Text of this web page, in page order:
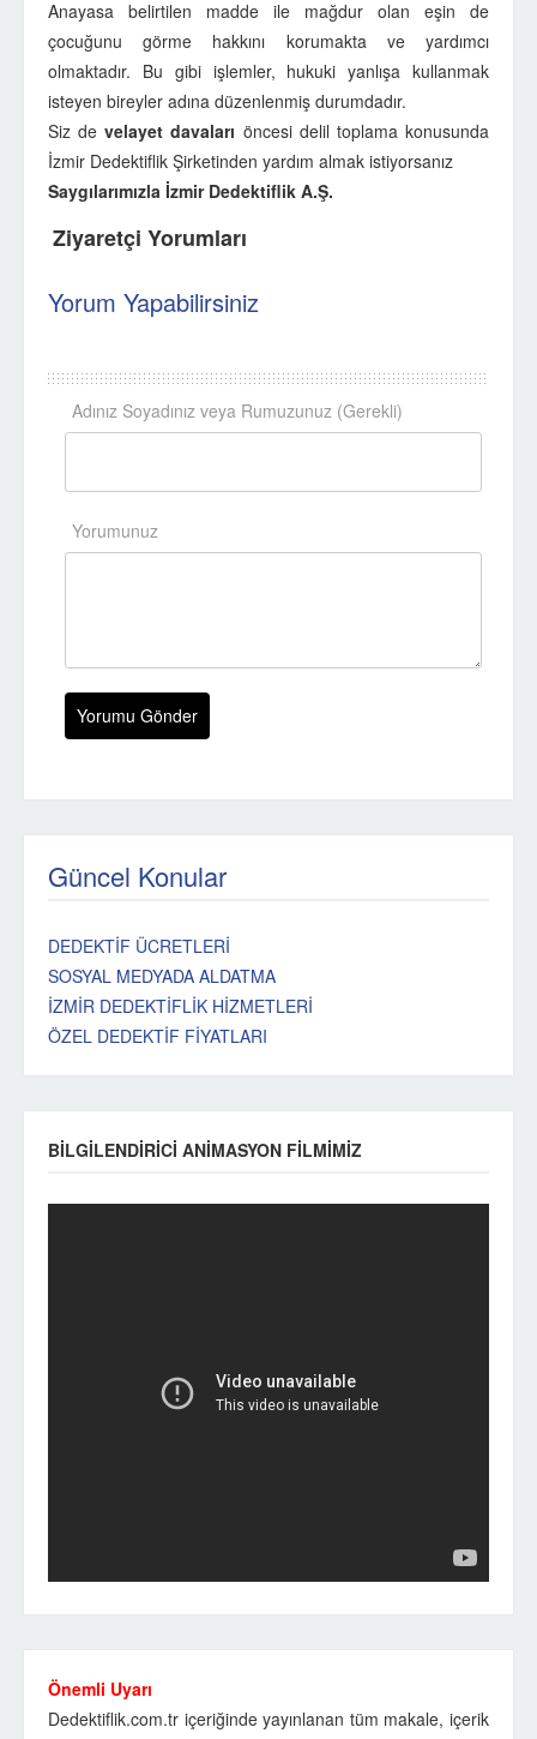
Anayasa belirtilen madde ile mağdur olan eşin de
çocuğunu görme hakkını korumakta ve yardımcı
olmaktadır. Bu gibi işlemler, hukuki yanlışa kullanmak
isteyen bireyler adına düzenlenmiş durumdadır.
Siz develayet davaları öncesi delil toplama konusunda
İzmir Dedektiflik Şirketinden yardım almak istiyorsanız
Saygılarımızla İzmir Dedektiflik A.Ş.
Ziyaretçi Yorumları
Yorum Yapabilirsiniz
Adınız Soyadınız veya Rumuzunuz (Gerekli)
Yorumunuz
Güncel Konular
DEDEKTİF ÜCRETLERİ
SOSYAL MEDYADA ALDATMA
İZMİR DEDEKTİFLİK HİZMETLERİ
ÖZEL DEDEKTİF FİYATLARI
BİLGİLENDİRİCİ ANİMASYON FİLMİMİZ
Önemli Uyarı
Dedektiflik.com.tr içeriğinde yayınlanan tüm makale, içerik